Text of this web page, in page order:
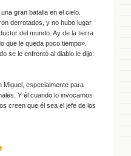
gran batalla en el cielo.
derrotados, y no hubo lugar
del mundo. Ay de la tierra
que le queda poco tiempo».
se le enfrentó al diablo le dijo:
Miguel, especialmente para
Y él cuando lo invocamos
creen que él sea el jefe de los